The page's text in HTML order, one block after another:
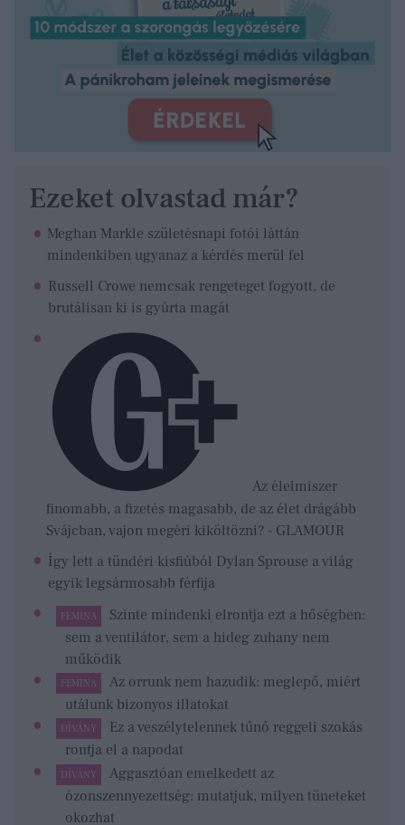
Ezeket olvastad már?
Meghan Markle születésnapi fotói láttán
mindenkiben ugyanaz a kérdés merül fel
Russell Crowe nemcsak rengeteget fogyott, de
brutálisan ki is gyúrta magát
Az élelmiszer
finomabb, a fizetés magasabb, de az élet drágább
Svájcban, vajon megéri kiköltözni? - GLAMOUR
Így lett a tündéri kisfiúból Dylan Sprouse a világ
egyik legsármosabb férfija
FEMINA
Szinte mindenki elrontja ezt a hőségben:
sem a ventilátor, sem a hideg zuhany nem
működik
FEMINA
Az orrunk nem hazudik: meglepő, miért
utálunk bizonyos illatokat
DÍVÁNY
Ez a veszélytelennek tűnő reggeli szokás
rontja el a napodat
DÍVÁNY
Aggasztóan emelkedett az
ózonszennyezettség: mutatjuk, milyen tüneteket
okozhat